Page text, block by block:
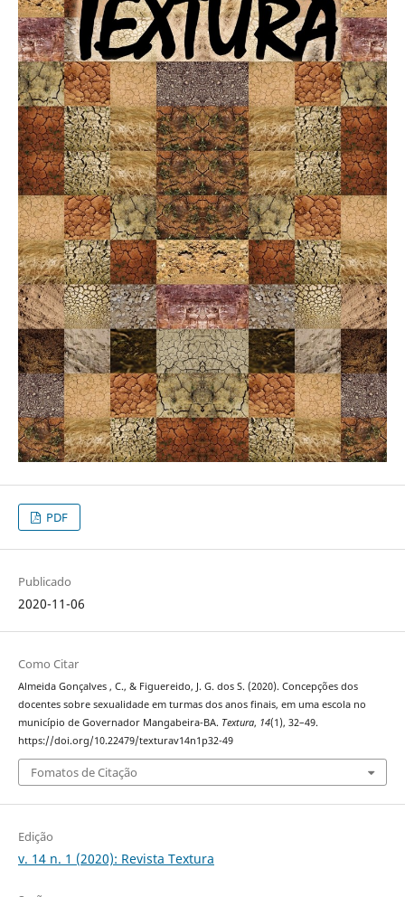
PDF
Publicado
2020-11-06
Como Citar
Almeida Gonçalves , C., & Figuereido, J. G. dos S. (2020). Concepções dos
docentes sobre sexualidade em turmas dos anos finais, em uma escola no
município de Governador Mangabeira-BA. Textura, 14(1), 32–49.
https://doi.org/10.22479/texturav14n1p32-49
Fomatos de Citação
Edição
v. 14 n. 1 (2020): Revista Textura